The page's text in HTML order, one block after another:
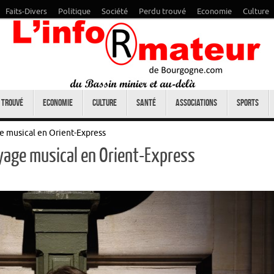
Faits-Divers Politique Société Perdu trouvé Economie Culture
trouvé Economie Culture Santé Associations Sports
musical en Orient-Express
musical en Orient-Express